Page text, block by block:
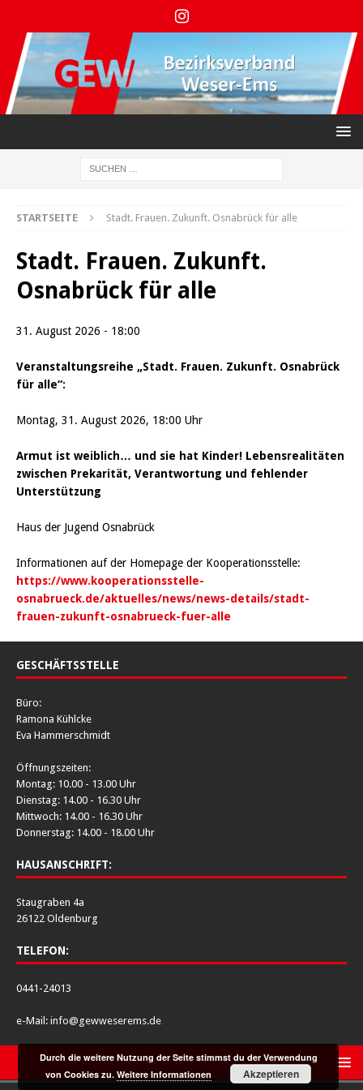
STARTSEITE Stadt. Frauen. Zukunft. Osnabrück für alle
Stadt. Frauen. Zukunft.
Osnabrück für alle
31. August 2026 - 18:00
Veranstaltungsreihe „Stadt. Frauen. Zukunft. Osnabrück
für alle“:
Montag, 31. August 2026, 18:00 Uhr
Armut ist weiblich… und sie hat Kinder! Lebensrealitäten
zwischen Prekarität, Verantwortung und fehlender
Unterstützung
Haus der Jugend Osnabrück
Informationen auf der Homepage der Kooperationsstelle:
https://www.kooperationsstelle-
osnabrueck.de/aktuelles/news/news-details/stadt-
frauen-zukunft-osnabrueck-fuer-alle
GESCHÄFTSSTELLE
Büro:
Ramona Kühlcke
Eva Hammerschmidt
Öffnungszeiten:
Montag: 10.00 - 13.00 Uhr
Dienstag: 14.00 - 16.30 Uhr
Mittwoch: 14.00 - 16.30 Uhr
Donnerstag: 14.00 - 18.00 Uhr
HAUSANSCHRIFT:
Staugraben 4a
26122 Oldenburg
TELEFON:
0441-24013
e-Mail: info@gewweserems.de
Durch die weitere Nutzung der Seite stimmst du der Verwendung
von Cookies zu.Weitere Informationen Akzeptieren